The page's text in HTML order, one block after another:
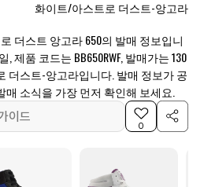
화이트/아스트로 더스트-앙고라
더스트 앙고라 650의 발매 정보입니
, 제품 코드는 BB650RWF, 발매가는 130
더스트-앙고라입니다. 발매 정보가 공
소식을 가장 먼저 확인해 보세요.
이드
0